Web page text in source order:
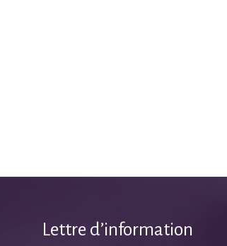
Lettre d’information